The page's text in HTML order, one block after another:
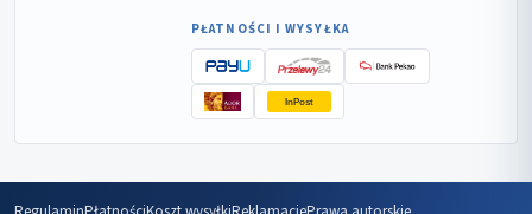
PŁATNOŚCI I WYSYŁKA
InPost